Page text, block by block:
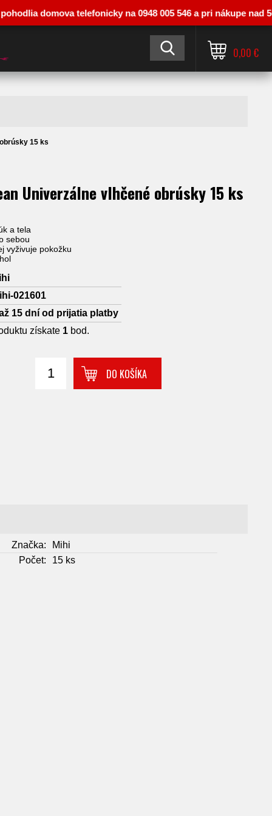
0,00 €
15 ks
Univerzálne vlhčené obrúsky 15 ks
a tela
sebou
vyživuje pokožku
021601
15 dní od prijatia platby
získate 1 bod.
DO KOŠÍKA
Značka:
Mihi
Počet:
15 ks
domova telefonicky na 0948 005 546 a pri nákupe nad 50 €